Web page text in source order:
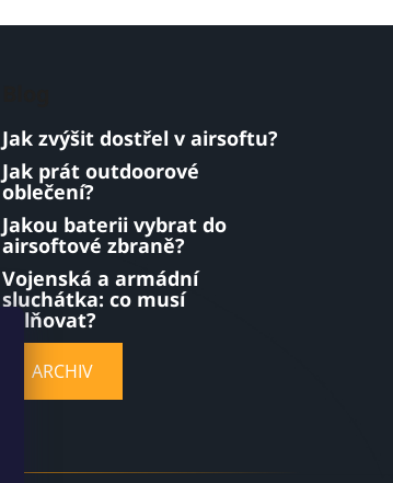
Jak zvýšit dostřel v airsoftu?
Jak prát outdoorové
oblečení?
Jakou baterii vybrat do
airsoftové zbraně?
Vojenská a armádní
sluchátka: co musí
splňovat?
ARCHIV